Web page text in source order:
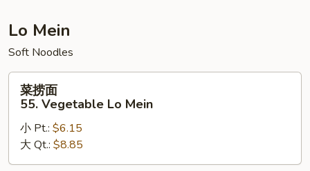
Rice
Lo Mein
Soft Noodles
55.
Vegetable
Lo
菜捞面
55. Vegetable Lo Mein
小 Pt.: $6.15
大 Qt.: $8.85